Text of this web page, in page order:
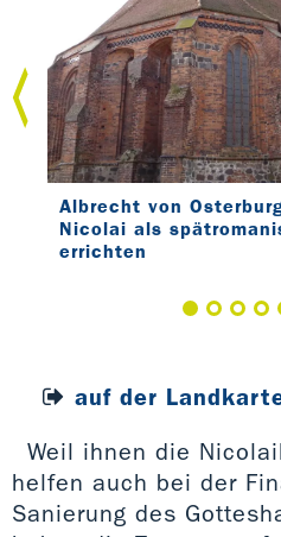
Albrecht von
Nicolai als
errichten
auf der
Weil ihnen die
helfen auch bei der
Sanierung des